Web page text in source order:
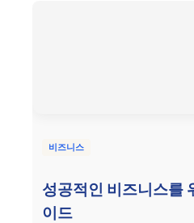
비즈니스
성공적인 비즈니스를
이드